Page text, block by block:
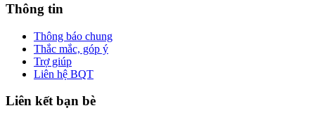
Thông tin
Thông báo chung
Thắc mắc, góp ý
Trợ giúp
Liên hệ BQT
Liên kết bạn bè